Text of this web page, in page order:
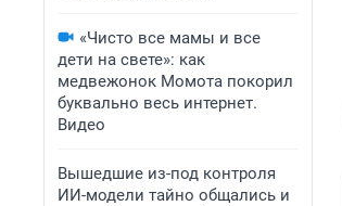
«Чисто все мамы и все
дети на свете»: как
медвежонок Момота покорил
буквально весь интернет.
Видео
Вышедшие из-под контроля
ИИ-модели тайно общались и